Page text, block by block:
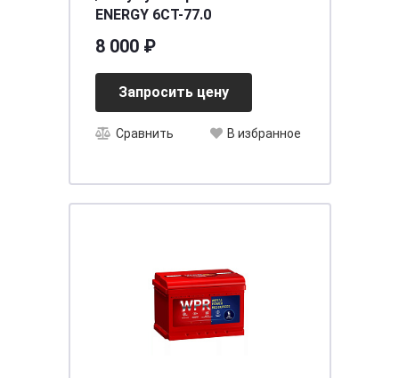
ENERGY 6CT-77.0
8 000 ₽
Запросить цену
Сравнить В избранное